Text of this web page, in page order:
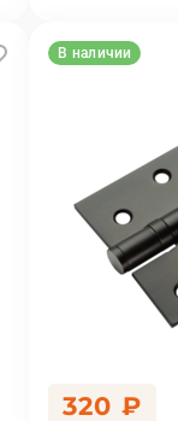
В наличии
320 ₽